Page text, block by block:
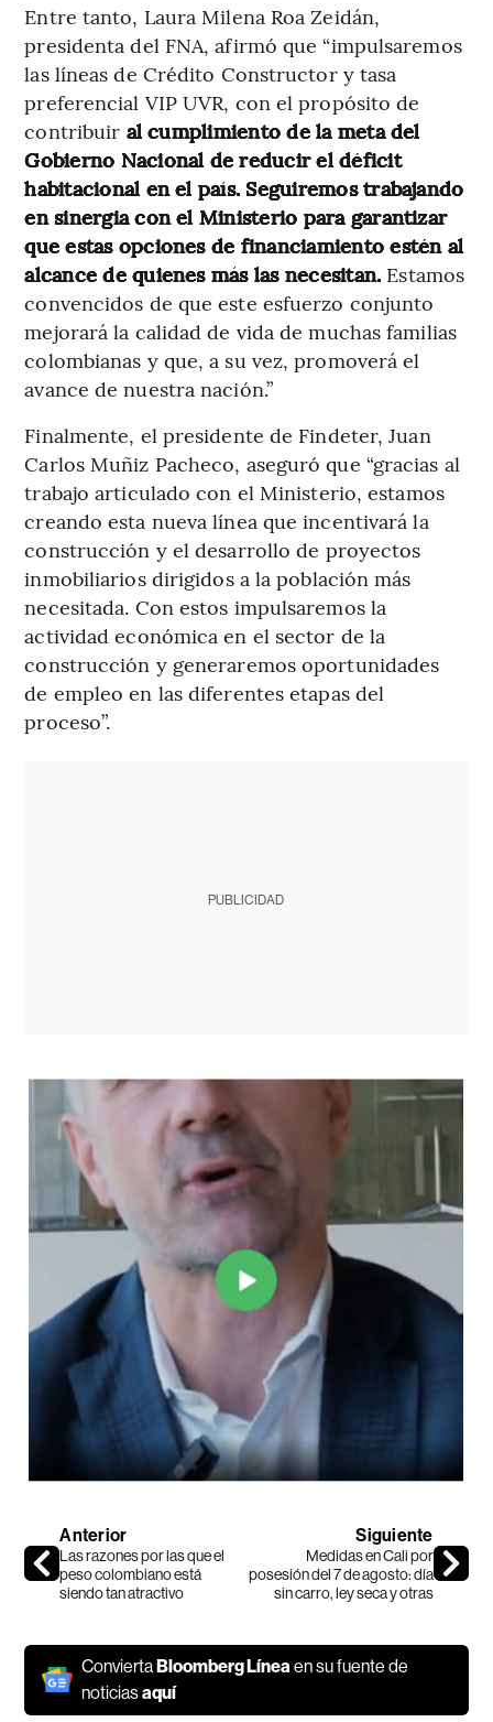
Entre tanto, Laura Milena Roa Zeidán,
presidenta del FNA, afirmó que “impulsaremos
las líneas de Crédito Constructor y tasa
preferencial VIP UVR, con el propósito de
contribuir al cumplimiento de la meta del
Gobierno Nacional de reducir el déficit
habitacional en el país. Seguiremos trabajando
en sinergia con el Ministerio para garantizar
que estas opciones de financiamiento estén al
alcance de quienes más las necesitan. Estamos
convencidos de que este esfuerzo conjunto
mejorará la calidad de vida de muchas familias
colombianas y que, a su vez, promoverá el
avance de nuestra nación.”
Finalmente, el presidente de Findeter, Juan
Carlos Muñiz Pacheco, aseguró que “gracias al
trabajo articulado con el Ministerio, estamos
creando esta nueva línea que incentivará la
construcción y el desarrollo de proyectos
inmobiliarios dirigidos a la población más
necesitada. Con estos impulsaremos la
actividad económica en el sector de la
construcción y generaremos oportunidades
de empleo en las diferentes etapas del
proceso”.
PUBLICIDAD
Anterior
Las razones por las que el
peso colombiano está
siendo tan atractivo
Siguiente
Medidas en Cali por
posesión del 7 de agosto: día
sin carro, ley seca y otras
ConviertaBloomberg Línea en su fuente de
noticiasaquí